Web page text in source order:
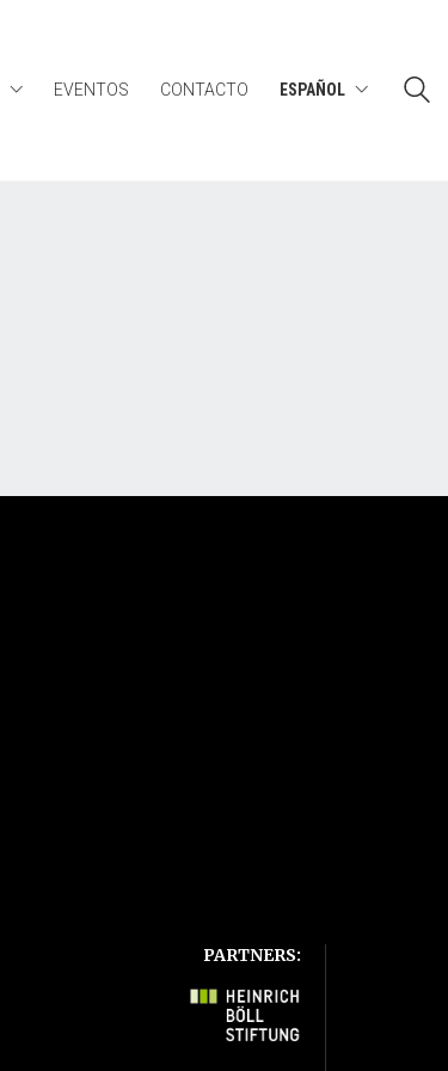
EVENTOS CONTACTO ESPAÑOL
PARTNERS: